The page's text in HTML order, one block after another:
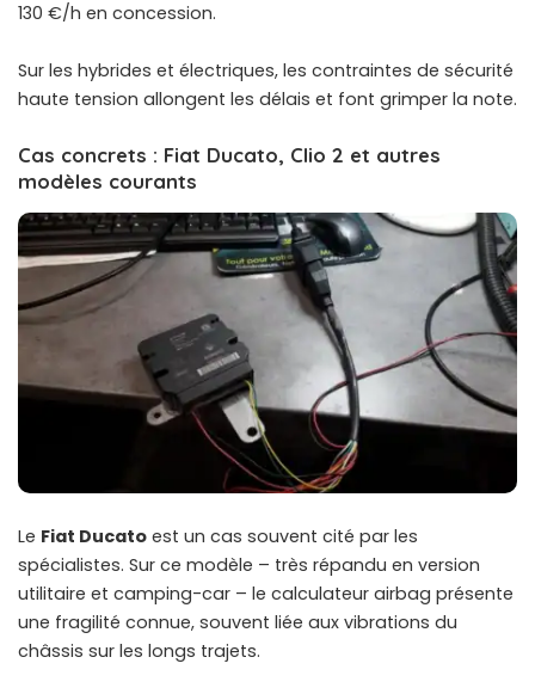
130 €/h en concession.
Sur les hybrides et électriques, les contraintes de sécurité
haute tension allongent les délais et font grimper la note.
Cas concrets : Fiat Ducato, Clio 2 et autres
modèles courants
Le Fiat Ducato est un cas souvent cité par les
spécialistes. Sur ce modèle – très répandu en version
utilitaire et camping-car – le calculateur airbag présente
une fragilité connue, souvent liée aux vibrations du
châssis sur les longs trajets.